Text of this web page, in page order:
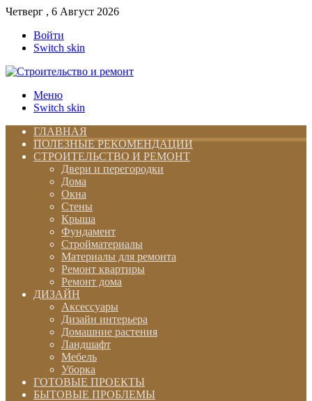
Четверг , 6 Август 2026
Войти
Switch skin
Меню
Switch skin
ГЛАВНАЯ
ПОЛЕЗНЫЕ РЕКОМЕНДАЦИИ
СТРОИТЕЛЬСТВО И РЕМОНТ
Двери и перегородки
Дома
Окна
Стены
Крыша
Фундамент
Стройматериалы
Материалы для ремонта
Ремонт квартиры
Ремонт дома
ДИЗАЙН
Аксессуары
Дизайн интерьера
Домашние растения
Ландшафт
Мебель
Уборка
ГОТОВЫЕ ПРОЕКТЫ
БЫТОВЫЕ ПРОБЛЕМЫ